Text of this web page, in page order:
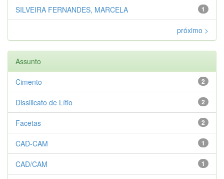
1
SILVEIRA FERNANDES, MARCELA
próximo >
Assunto
2
Cimento
2
Dissilicato de Lítio
2
Facetas
1
CAD-CAM
1
CAD/CAM